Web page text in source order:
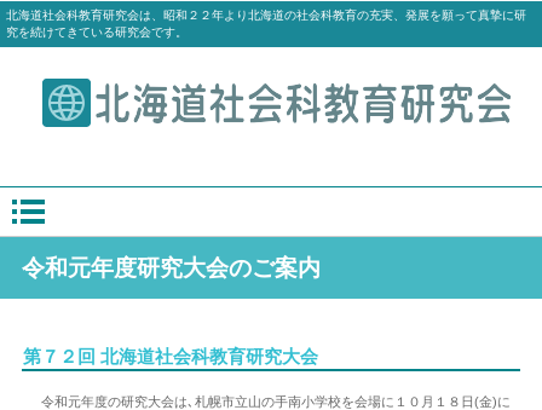
北海道社会科教育研究会は、昭和２２年より北海道の社会科教育の充実、発展を願って真摯に研
究を続けてきている研究会です。
令和元年度研究大会のご案内
第７２回 北海道社会科教育研究大会
令和元年度の研究大会は､札幌市立山の手南小学校を会場に１０月１８日(金)に